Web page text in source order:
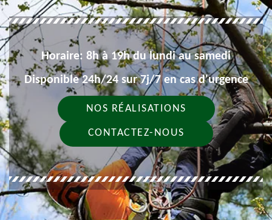
Horaire: 8h à 19h du lundi au samedi
Disponible 24h/24 sur 7j/7 en cas d'urgence
NOS RÉALISATIONS
CONTACTEZ-NOUS